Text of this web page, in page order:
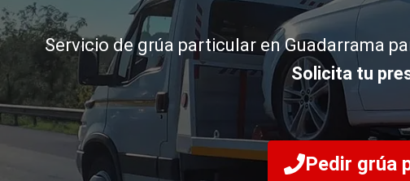
Servicio de grúa particular en Guadarrama
Solicita tu
Pedir grúa